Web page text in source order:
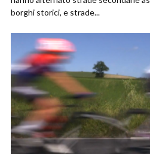
borghi storici, e strade...